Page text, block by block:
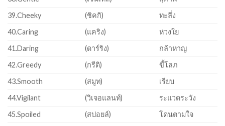
39.Cheeky
(ชิคกิ)
ทะลึ่ง
40.Caring
(แคริง)
ห่วงใย
41.Daring
(ดาร์ริง)
กล้าหาญ
42.Greedy
(กรีดิ)
ขี้โลภ
43.Smooth
(สมูท)
เรียบ
44.Vigilant
(วิเจอแลนท์)
ระแวดระวัง
45.Spoiled
(สปอยล์)
โดนตามใจ